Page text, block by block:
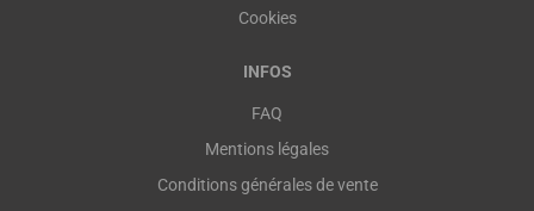
Cookies
INFOS
FAQ
Mentions légales
Conditions générales de vente